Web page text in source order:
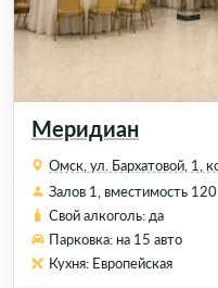
Меридиан
Омск, ул. Бархатовой, 1,
Залов 1, вместимость 120
Свой алкоголь: да
Парковка: на 15 авто
Кухня: Европейская